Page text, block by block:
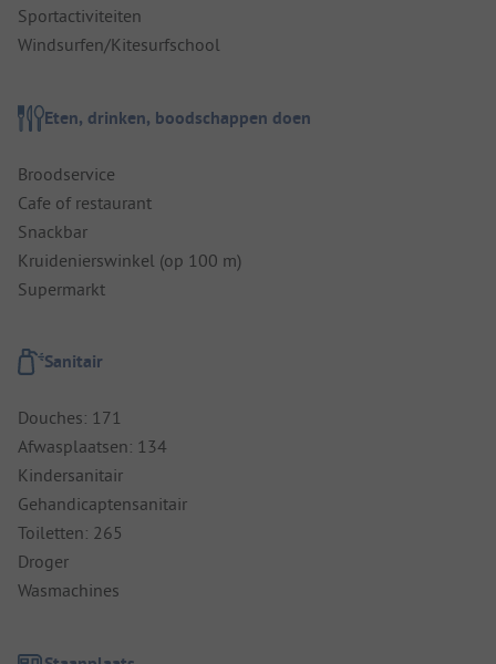
Sportactiviteiten
Windsurfen/Kitesurfschool
Eten, drinken, boodschappen doen
Broodservice
Cafe of restaurant
Snackbar
Kruidenierswinkel (op 100 m)
Supermarkt
Sanitair
Douches: 171
Afwasplaatsen: 134
Kindersanitair
Gehandicaptensanitair
Toiletten: 265
Droger
Wasmachines